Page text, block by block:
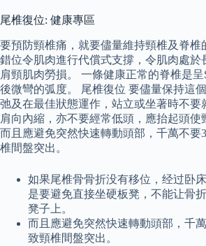
尾椎復位: 健康專區
要預防頸椎痛，就要儘量維持頸椎及脊椎
錯位令肌肉進行代償式支撐，令肌肉處於
肩頸肌肉勞損。 一條健康正常的脊椎是
後微彎的弧度。 尾椎復位 要儘量保持這
弛及在最佳狀態運作，站立或坐著時不要
肩向內縮，亦不要經常低頭，應抬起頭使
而且應避免突然快速轉動頭部，千萬不要
椎間盤突出。
如果尾椎骨骨折没有移位，经过卧
是要避免直接坐硬板凳，不能让骨
凳子上。
而且應避免突然快速轉動頭部，千
致頸椎間盤突出。